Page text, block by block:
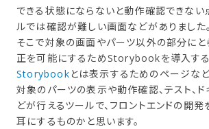
できる状態にならないと動作確認できない
ルでは確認が難しい画面などがありました。
そこで対象の画面やパーツ以外の部分に
正を可能にするためStorybookを導入する
Storybook とは表示するためのページな
対象のパーツの表示や動作確認、テスト、ド
どが行えるツールで、フロントエンドの開発
耳にするものかと思います。